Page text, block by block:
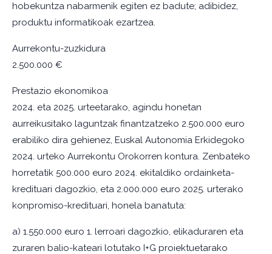
hobekuntza nabarmenik egiten ez badute; adibidez,
produktu informatikoak ezartzea.
Aurrekontu-zuzkidura
2.500.000 €
Prestazio ekonomikoa
2024. eta 2025. urteetarako, agindu honetan
aurreikusitako laguntzak finantzatzeko 2.500.000 euro
erabiliko dira gehienez, Euskal Autonomia Erkidegoko
2024. urteko Aurrekontu Orokorren kontura. Zenbateko
horretatik 500.000 euro 2024. ekitaldiko ordainketa-
kredituari dagozkio, eta 2.000.000 euro 2025. urterako
konpromiso-kredituari, honela banatuta:
a) 1.550.000 euro 1. lerroari dagozkio, elikaduraren eta
zuraren balio-kateari lotutako I+G proiektuetarako